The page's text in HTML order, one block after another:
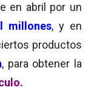
en abril por un
millones, y en
productos
, para obtener la